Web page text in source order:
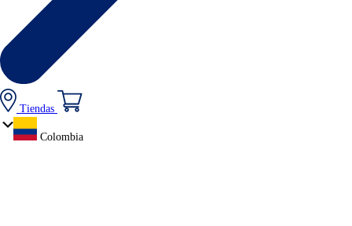
Tiendas
Colombia